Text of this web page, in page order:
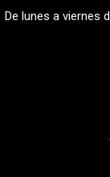
De lunes a viernes